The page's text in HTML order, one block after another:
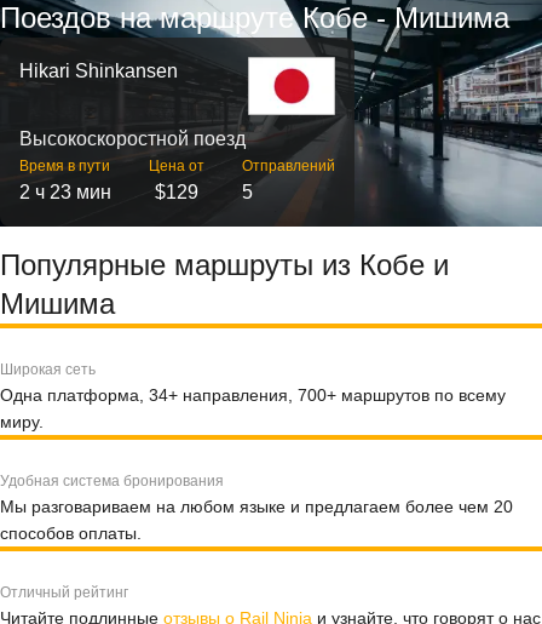
Поездов на маршруте Кобе - Мишима
Hikari Shinkansen
Высокоскоростной поезд
Время в пути
2 ч 23 мин
Цена от
$129
Отправлений
5
Популярные маршруты из Кобе и
Мишима
Широкая сеть
Одна платформа, 34+ направления, 700+ маршрутов по всему
миру.
Удобная система бронирования
Мы разговариваем на любом языке и предлагаем более чем 20
способов оплаты.
Отличный рейтинг
Читайте подлинные отзывы о Rail Ninja и узнайте, что говорят о нас